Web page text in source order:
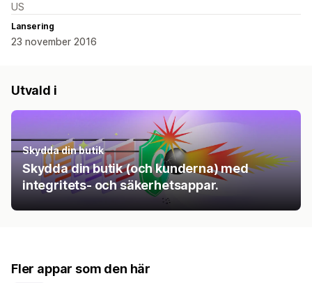
US
Lansering
23 november 2016
Utvald i
Skydda din butik
Skydda din butik (och kunderna) med
integritets- och säkerhetsappar.
Fler appar som den här